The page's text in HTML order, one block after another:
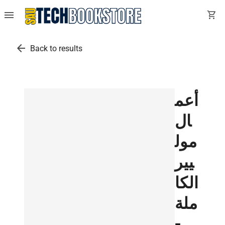
menu shopping_cart
arrow_back Back to results
أعم
ال
مول
يير
الكا
ملة